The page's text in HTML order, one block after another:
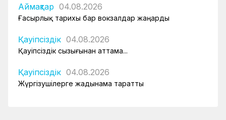
Аймақтар 04.08.2026
Ғасырлық тарихы бар вокзалдар жаңарды
Қауіпсіздік 04.08.2026
Қауіпсіздік сызығынан аттама...
Қауіпсіздік 04.08.2026
Жүргізушілерге жадынама таратты